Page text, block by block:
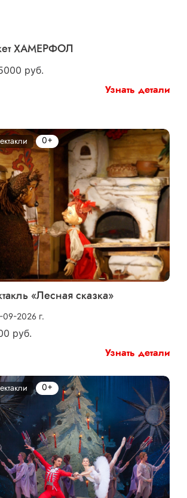
ХАМЕРФОЛ
руб.
Узнать детали
«Лесная сказка»
09-2026 г.
руб.
0+
Узнать детали
0+